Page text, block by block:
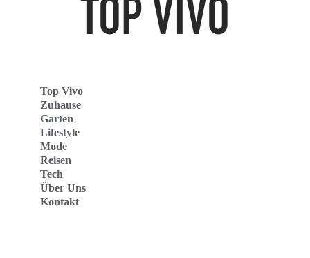
Top Vivo
Zuhause
Garten
Lifestyle
Mode
Reisen
Tech
Über Uns
Kontakt